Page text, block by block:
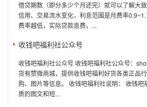
借贷期数（即分多少个月还完）就可以了解大
信用、交易流水变化，利息范围是月费率
费率越低，实际贷款息费，...
收钱吧福利社公众号
收钱吧福利社公众号 收钱吧福利社公众号：
货有赞微商城，提供收钱吧福利好货各类正品
购、图片等信息。 收钱吧福利社说明： 收钱
质的图文和短...